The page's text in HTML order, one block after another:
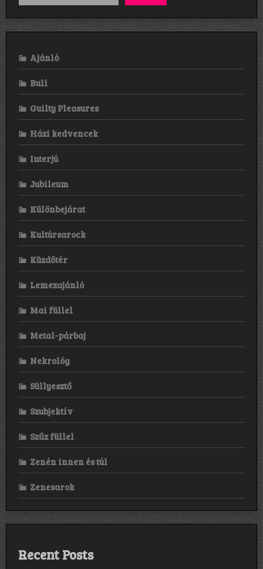
Ajánló
Buli
Guilty Pleasures
Házi kedvencek
Interjú
Jubileum
Különbejárat
Kultúrsarock
Küzdőtér
Lemezajánló
Mai füllel
Metal-párbaj
Nekrológ
Süllyesztő
Szubjektív
Szűz füllel
Zenén innen és túl
Zenesarok
Recent Posts